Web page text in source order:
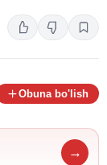
Obuna bo'lish
→